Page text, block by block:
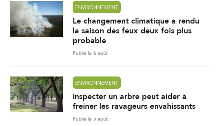
ENVIRONNEMENT
Le changement climatique a rendu
la saison des feux deux fois plus
probable
Publié le 6 août
ENVIRONNEMENT
Inspecter un arbre peut aider à
freiner les ravageurs envahissants
Publié le 5 août